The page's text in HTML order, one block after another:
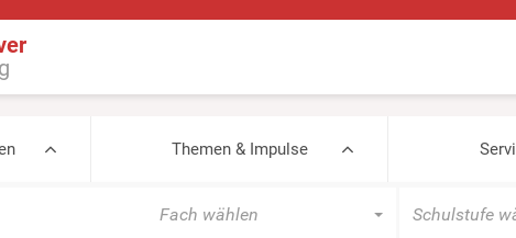
Themen & Impulse
Fach wählen Schulstufe